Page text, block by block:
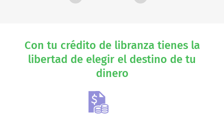
Con tu crédito de libranza tienes la
libertad de elegir el destino de tu
dinero